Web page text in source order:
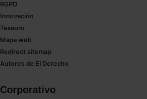
RGPD
Innovación
Tesauro
Mapa web
Redirect sitemap
Autores de El Derecho
Corporativo